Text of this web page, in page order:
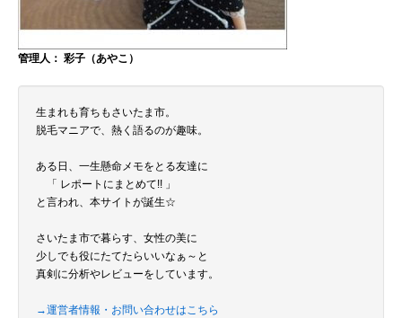
管理人： 彩子（あやこ）
生まれも育ちもさいたま市。
脱毛マニアで、熱く語るのが趣味。
ある日、一生懸命メモをとる友達に
「 レポートにまとめて!! 」
と言われ、本サイトが誕生☆
さいたま市で暮らす、女性の美に
少しでも役にたてたらいいなぁ～と
真剣に分析やレビューをしています。
→運営者情報・お問い合わせはこちら